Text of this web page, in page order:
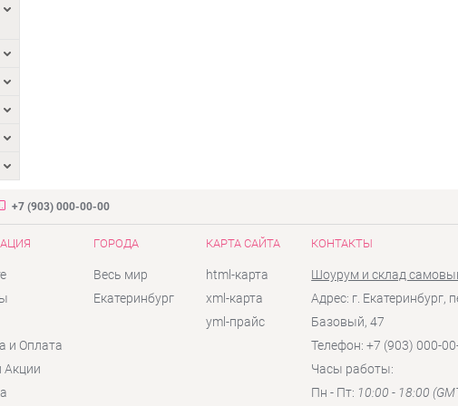
+7 (903) 000-00-00
и Оплата
Акции
ГОРОДА
Весь мир
Екатеринбург
КАРТА САЙТА
html-карта
xml-карта
yml-прайс
КОНТАКТЫ
Шоурум и склад
Адрес: г. Екатеринбург,
Базовый, 47
Телефон: +7 (903) 000-
Часы работы:
Пн - Пт: 10:00 - 18:00